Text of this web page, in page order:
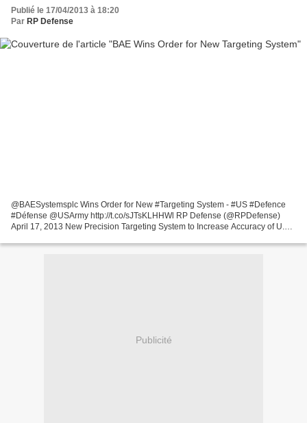
Publié le 17/04/2013 à 18:20
Par RP Defense
@BAESystemsplc Wins Order for New #Targeting System - #US #Defence
#Défense @USArmy http://t.co/sJTsKLHHWl RP Defense (@RPDefense)
April 17, 2013 New Precision Targeting System to Increase Accuracy of U.S.
Publicité